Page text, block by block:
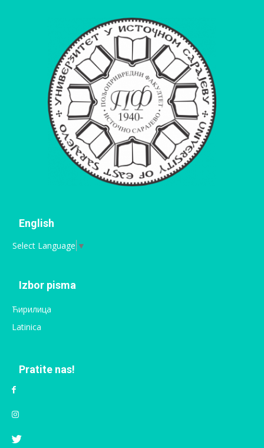
English
Select Language ▼
Izbor pisma
Ћирилица
Latinica
Pratite nas!